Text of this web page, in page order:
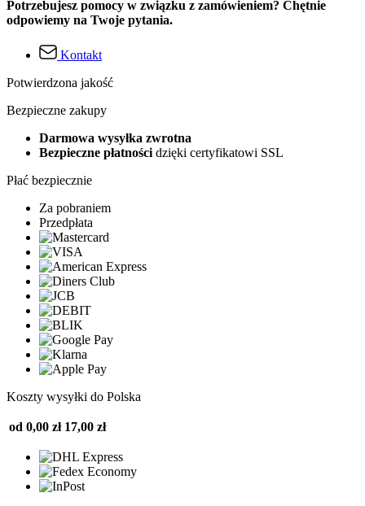
Potrzebujesz pomocy w związku z zamówieniem? Chętnie
odpowiemy na Twoje pytania.
Kontakt
Potwierdzona jakość
Bezpieczne zakupy
Darmowa wysyłka zwrotna
Bezpieczne płatności dzięki certyfikatowi SSL
Płać bezpiecznie
Za pobraniem
Przedpłata
Koszty wysyłki do Polska
od 0,00 zł 17,00 zł